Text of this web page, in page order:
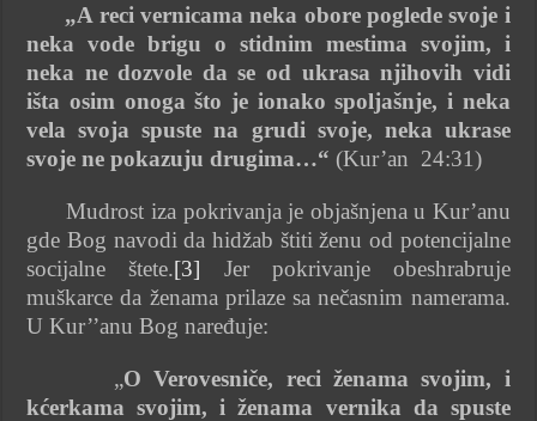
„A reci vernicama neka obore poglede svoje i
neka vode brigu o stidnim mestima svojim, i
neka ne dozvole da se od ukrasa njihovih vidi
išta osim onoga što je ionako spoljašnje, i neka
vela svoja spuste na grudi svoje, neka ukrase
svoje ne pokazuju drugima…“ (Kur’an 24:31)
Mudrost iza pokrivanja je objašnjena u Kur’anu
gde Bog navodi da hidžab štiti ženu od potencijalne
socijalne štete.[3] Jer pokrivanje obeshrabruje
muškarce da ženama prilaze sa nečasnim namerama.
U Kur’’anu Bog naređuje:
„O Verovesniče, reci ženama svojim, i
kćerkama svojim, i ženama vernika da spuste